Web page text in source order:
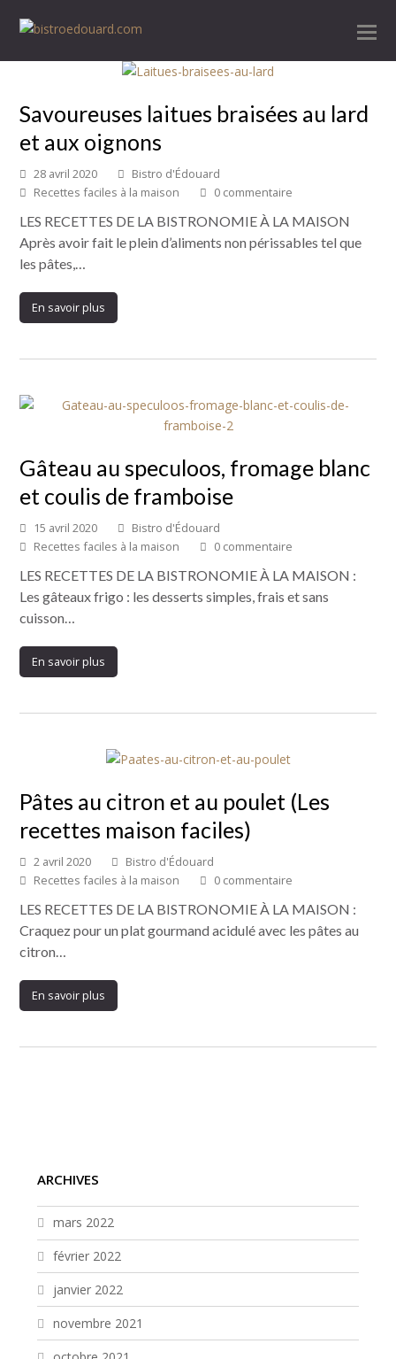
Savoureuses laitues braisées au lard
et aux oignons
28 avril 2020
Bistro d'Édouard
Recettes faciles à la maison
0 commentaire
LES RECETTES DE LA BISTRONOMIE À LA MAISON
Après avoir fait le plein d’aliments non périssables tel que
les pâtes,…
En savoir plus
Gâteau au speculoos, fromage blanc
et coulis de framboise
15 avril 2020
Bistro d'Édouard
Recettes faciles à la maison
0 commentaire
LES RECETTES DE LA BISTRONOMIE À LA MAISON :
Les gâteaux frigo : les desserts simples, frais et sans
cuisson…
En savoir plus
Pâtes au citron et au poulet (Les
recettes maison faciles)
2 avril 2020
Bistro d'Édouard
Recettes faciles à la maison
0 commentaire
LES RECETTES DE LA BISTRONOMIE À LA MAISON :
Craquez pour un plat gourmand acidulé avec les pâtes au
citron…
En savoir plus
ARCHIVES
mars 2022
février 2022
janvier 2022
novembre 2021